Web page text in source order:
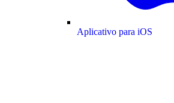
Aplicativo para iOS